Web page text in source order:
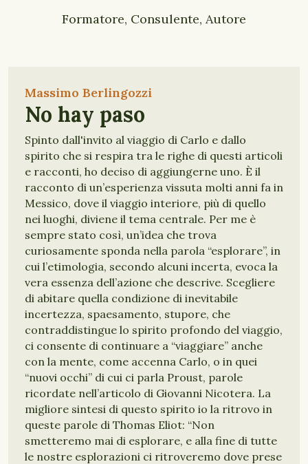
Formatore, Consulente, Autore
Massimo Berlingozzi
No hay paso
Spinto dall'invito al viaggio di Carlo e dallo
spirito che si respira tra le righe di questi articoli
e racconti, ho deciso di aggiungerne uno. È il
racconto di un’esperienza vissuta molti anni fa in
Messico, dove il viaggio interiore, più di quello
nei luoghi, diviene il tema centrale. Per me è
sempre stato così, un’idea che trova
curiosamente sponda nella parola “esplorare”, in
cui l’etimologia, secondo alcuni incerta, evoca la
vera essenza dell’azione che descrive. Scegliere
di abitare quella condizione di inevitabile
incertezza, spaesamento, stupore, che
contraddistingue lo spirito profondo del viaggio,
ci consente di continuare a “viaggiare” anche
con la mente, come accenna Carlo, o in quei
“nuovi occhi” di cui ci parla Proust, parole
ricordate nell’articolo di Giovanni Nicotera. La
migliore sintesi di questo spirito io la ritrovo in
queste parole di Thomas Eliot: “Non
smetteremo mai di esplorare, e alla fine di tutte
le nostre esplorazioni ci ritroveremo dove prese